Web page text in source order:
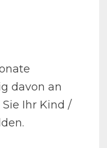
davon an
Ihr Kind /